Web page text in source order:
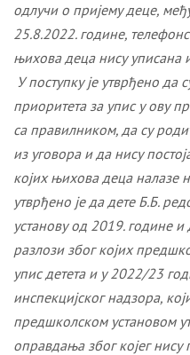
одлучи о пријему деце,
25.8.2022. године,
њихова деца нису уписана
У поступку је утврђено да
приоритета за упис у ову
са правилником, да су
из уговора и да нису
којих њихова деца налазе
утврђено је да дете Б.Б.
установу од 2019. године
разлози због којих
упис детета и у 2022/23
инспекцијског надзора,
предшколском установом
оправдања због којег